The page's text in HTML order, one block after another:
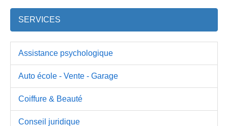
SERVICES
Assistance psychologique
Auto école - Vente - Garage
Coiffure & Beauté
Conseil juridique